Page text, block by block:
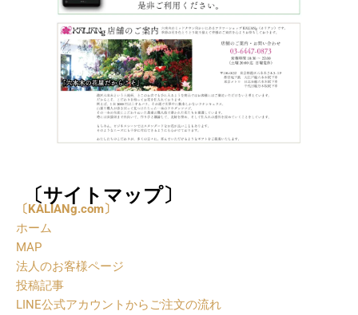
〔サイトマップ〕
〔KALIANg.com〕
ホーム
MAP
法人のお客様ページ
投稿記事
LINE公式アカウントからご注文の流れ